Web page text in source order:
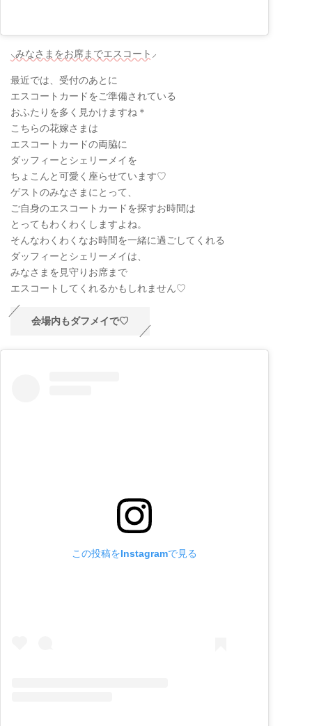
⸜みなさまをお席までエスコート⸝
最近では、受付のあとに
エスコートカードをご準備されている
おふたりを多く見かけますね＊
こちらの花嫁さまは
エスコートカードの両脇に
ダッフィーとシェリーメイを
ちょこんと可愛く座らせています♡
ゲストのみなさまにとって、
ご自身のエスコートカードを探すお時間は
とってもわくわくしますよね。
そんなわくわくなお時間を一緒に過ごしてくれる
ダッフィーとシェリーメイは、
みなさまを見守りお席まで
エスコートしてくれるかもしれません♡
会場内もダフメイで♡
この投稿をInstagramで見る